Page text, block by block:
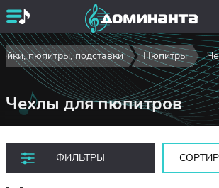
пюпитры, подставки Пюпитры
Чехлы для пюпитров
ФИЛЬТРЫ